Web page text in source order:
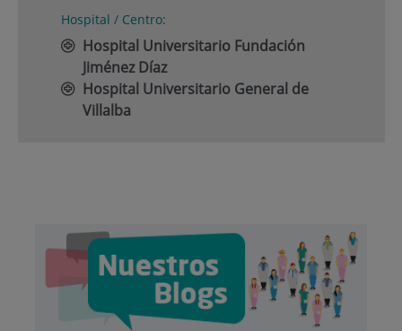
Hospital / Centro:
Hospital Universitario Fundación
Jiménez Díaz
Hospital Universitario General de
Villalba